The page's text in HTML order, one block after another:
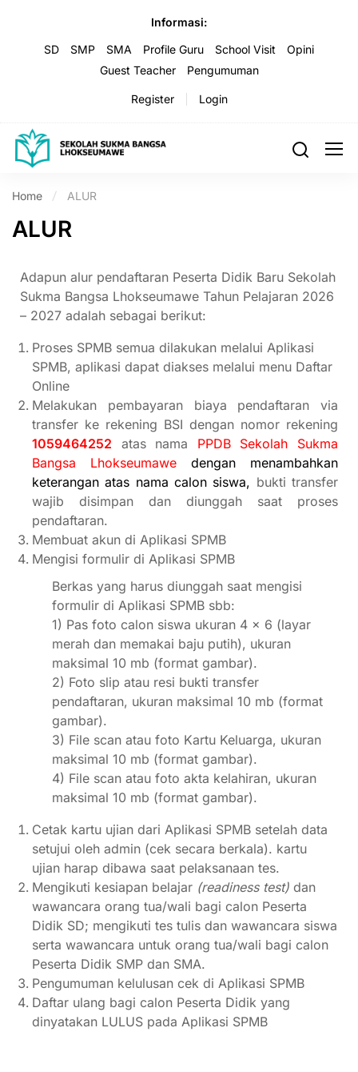
Informasi:
SD
SMP SMA Profile Guru School Visit
Opini
Guest Teacher
Pengumuman
Register Login
Home ALUR
ALUR
Adapun alur pendaftaran Peserta Didik Baru Sekolah
Sukma Bangsa Lhokseumawe Tahun Pelajaran 2026
– 2027 adalah sebagai berikut:
Proses SPMB semua dilakukan melalui Aplikasi
SPMB, aplikasi dapat diakses melalui menu Daftar
Online
Melakukan pembayaran biaya pendaftaran via
transfer ke rekening BSI dengan nomor rekening
1059464252 atas nama PPDB Sekolah Sukma
Bangsa Lhokseumawe dengan menambahkan
keterangan atas nama calon siswa, bukti transfer
wajib disimpan dan diunggah saat proses
pendaftaran.
Membuat akun di Aplikasi SPMB
Mengisi formulir di Aplikasi SPMB
Berkas yang harus diunggah saat mengisi
formulir di Aplikasi SPMB sbb:
1) Pas foto calon siswa ukuran 4 x 6 (layar
merah dan memakai baju putih), ukuran
maksimal 10 mb (format gambar).
2) Foto slip atau resi bukti transfer
pendaftaran, ukuran maksimal 10 mb (format
gambar).
3) File scan atau foto Kartu Keluarga, ukuran
maksimal 10 mb (format gambar).
4) File scan atau foto akta kelahiran, ukuran
maksimal 10 mb (format gambar).
Cetak kartu ujian dari Aplikasi SPMB setelah data
setujui oleh admin (cek secara berkala). kartu
ujian harap dibawa saat pelaksanaan tes.
Mengikuti kesiapan belajar (readiness test) dan
wawancara orang tua/wali bagi calon Peserta
Didik SD; mengikuti tes tulis dan wawancara siswa
serta wawancara untuk orang tua/wali bagi calon
Peserta Didik SMP dan SMA.
Pengumuman kelulusan cek di Aplikasi SPMB
Daftar ulang bagi calon Peserta Didik yang
dinyatakan LULUS pada Aplikasi SPMB